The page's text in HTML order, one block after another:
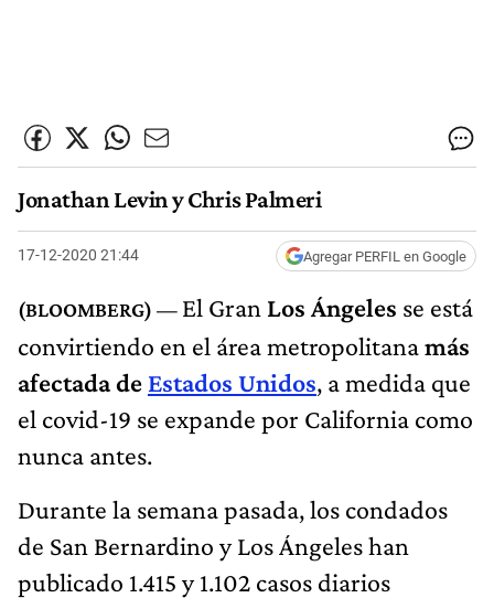
Jonathan Levin y Chris Palmeri
17-12-2020 21:44 Agregar PERFIL en Google
El Gran Los Ángeles se está
convirtiendo en el área metropolitanamás
afectada de Estados Unidos, a medida que
el covid-19 se expande por California como
nunca antes.
Durante la semana pasada, los condados
de San Bernardino y Los Ángeles han
publicado 1.415 y 1.102 casos diarios